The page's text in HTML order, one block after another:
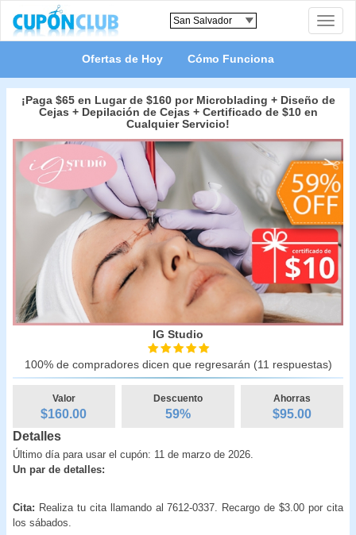
Toggle
Ofertas de Hoy Cómo Funciona
¡Paga $65 en Lugar de $160 por Microblading + Diseño de
Cejas + Depilación de Cejas + Certificado de $10 en
Cualquier Servicio!
IG Studio
100% de compradores dicen que regresarán (11 respuestas)
Valor
$160.00
Descuento
59%
Ahorras
$95.00
Detalles
Último día para usar el cupón: 11 de marzo de 2026.
Un par de detalles:
Cita: Realiza tu cita llamando al 7612-0337. Recargo de $3.00 por cita
los sábados.